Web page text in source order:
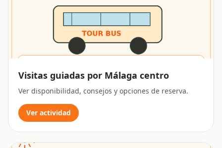
Visitas guiadas por Málaga centro
Ver disponibilidad, consejos y opciones de reserva.
Ver actividad